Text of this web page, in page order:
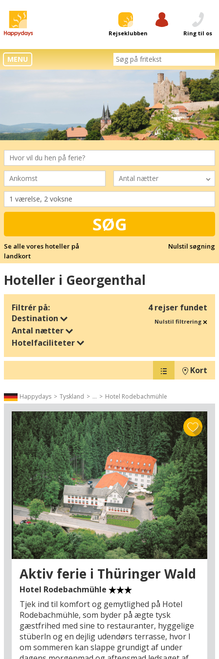
Rejseklubben Ring til os
MENU
SØG
Se alle vores hoteller på
landkort
Nulstil søgning
Hoteller i Georgenthal
Filtrér på:
4 rejser fundet
Destination
Antal nætter
Hotelfaciliteter
Nulstil filtrering
Kort
Happydays Tyskland ... Hotel Rodebachmühle
Aktiv ferie i Thüringer Wald
Hotel Rodebachmühle
Tjek ind til komfort og gemytlighed på Hotel
Rodebachmühle, som byder på ægte tysk
gæstfrihed med sine to restauranter, hyggelige
stüberln og en dejlig udendørs terrasse, hvor I
om sommeren kan slappe grundigt af under